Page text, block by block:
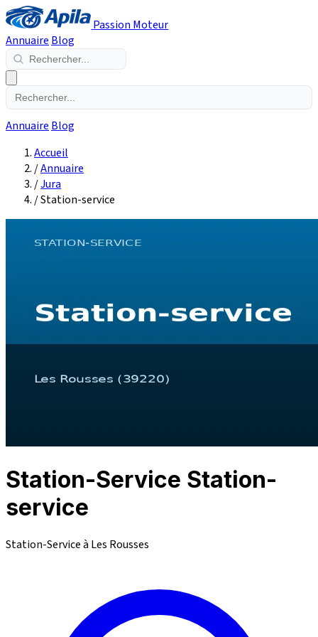
Passion Moteur
Annuaire Blog
Annuaire Blog
Accueil
/Annuaire
/Jura
/Station-service
Station-Service Station-
service
Station-Service à Les Rousses